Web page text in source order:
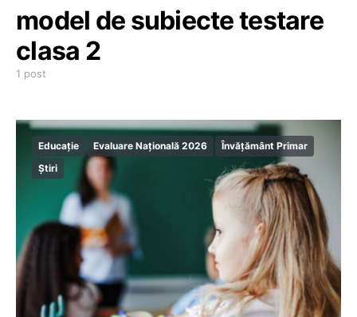
model de subiecte testare
clasa 2
1 post
Educație Evaluare Națională 2026
Învățământ Primar
Știri